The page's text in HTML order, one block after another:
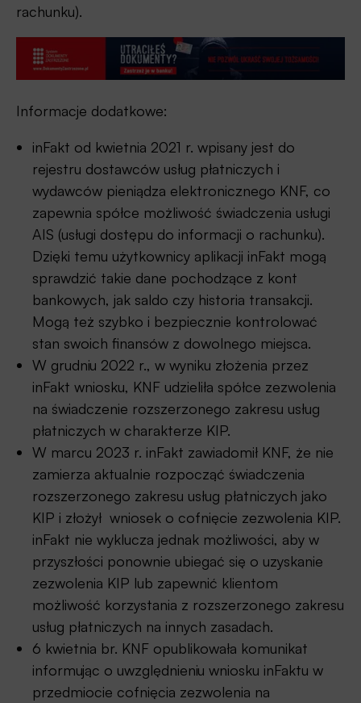
rachunku).
Informacje dodatkowe:
inFakt od kwietnia 2021 r. wpisany jest do
rejestru dostawców usług płatniczych i
wydawców pieniądza elektronicznego KNF, co
zapewnia spółce możliwość świadczenia usługi
AIS (usługi dostępu do informacji o rachunku).
Dzięki temu użytkownicy aplikacji inFakt mogą
sprawdzić takie dane pochodzące z kont
bankowych, jak saldo czy historia transakcji.
Mogą też szybko i bezpiecznie kontrolować
stan swoich finansów z dowolnego miejsca.
W grudniu 2022 r., w wyniku złożenia przez
inFakt wniosku, KNF udzieliła spółce zezwolenia
na świadczenie rozszerzonego zakresu usług
płatniczych w charakterze KIP.
W marcu 2023 r. inFakt zawiadomił KNF, że nie
zamierza aktualnie rozpocząć świadczenia
rozszerzonego zakresu usług płatniczych jako
KIP i złożył wniosek o cofnięcie zezwolenia KIP.
inFakt nie wyklucza jednak możliwości, aby w
przyszłości ponownie ubiegać się o uzyskanie
zezwolenia KIP lub zapewnić klientom
możliwość korzystania z rozszerzonego zakresu
usług płatniczych na innych zasadach.
6 kwietnia br. KNF opublikowała komunikat
informując o uwzględnieniu wniosku inFaktu w
przedmiocie cofnięcia zezwolenia na